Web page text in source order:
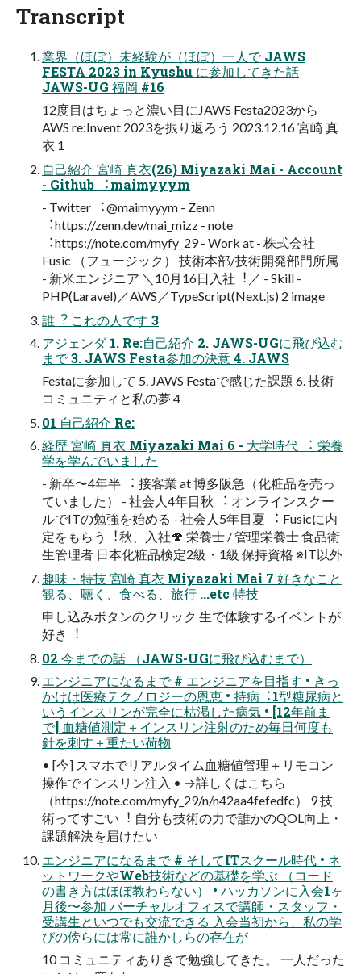
Transcript
業界（ほぼ）未経験が（ほぼ）⼀⼈で JAWS
FESTA 2023 in Kyushu に参加してきた話
JAWS-UG 福岡 #16
12度⽬はちょっと濃い⽬にJAWS Festa2023から
AWS re:Invent 2023を振り返ろう 2023.12.16 宮崎 真
⾐ 1
⾃⼰紹介 宮崎 真⾐(26) Miyazaki Mai - Account
- Github ︓maimyyym
- Twitter ︓@maimyyym - Zenn
︓https://zenn.dev/mai_mizz - note
︓https://note.com/myfy_29 - Work at - 株式会社
Fusic （フュージック） 技術本部/技術開発部⾨所属
- 新⽶エンジニア ＼10⽉16⽇⼊社︕／ - Skill -
PHP(Laravel)／AWS／TypeScript(Next.js) 2 image
誰︖ これの⼈です 3
アジェンダ 1. Re:⾃⼰紹介 2. JAWS-UGに⾶び込む
まで 3. JAWS Festa参加の決意 4. JAWS
Festaに参加して 5. JAWS Festaで感じた課題 6. 技術
コミュニティと私の夢 4
01 ⾃⼰紹介 Re:
経歴 宮崎 真⾐ Miyazaki Mai 6 - ⼤学時代 ︓ 栄養
学を学んでいました
- 新卒〜4年半 ︓ 接客業 at 博多阪急（化粧品を売っ
ていました） - 社会⼈4年⽬秋 ︓ オンラインスクー
ルでITの勉強を始める - 社会⼈5年⽬夏 ︓ Fusicに内
定をもらう︕秋、⼊社🍄 栄養⼠ / 管理栄養⼠ ⾷品衛
⽣管理者 ⽇本化粧品検定2級・1級 保持資格 ※IT以外
趣味・特技 宮崎 真⾐ Miyazaki Mai 7 好きなこと
観る、聴く、⾷べる、旅⾏ ...etc 特技
申し込みボタンのクリック ⽣で体験するイベントが
好き︕
02 今までの話 （JAWS-UGに⾶び込むまで）
エンジニアになるまで # エンジニアを⽬指す • きっ
かけは医療テクノロジーの恩恵 • 持病︓1型糖尿病と
いうインスリンが完全に枯渇した病気 • [12年前ま
で] ⾎糖値測定＋インスリン注射のため毎⽇何度も
針を刺す＋重たい荷物
• [今] スマホでリアルタイム⾎糖値管理＋リモコン
操作でインスリン注⼊ • →詳しくはこちら
（https://note.com/myfy_29/n/n42aa4fefedfc） 9 技
術ってすごい︕ ⾃分も技術の⼒で誰かのQOL向上・
課題解決を届けたい
エンジニアになるまで # そしてITスクール時代 • ネ
ットワークやWeb技術などの基礎を学ぶ （コード
の書き⽅はほぼ教わらない） • ハッカソンに⼊会1ヶ
⽉後〜参加 バーチャルオフィスで講師・スタッフ・
受講⽣といつでも交流できる ⼊会当初から、私の学
びの傍らには常に誰かしらの存在が
10 コミュニティありきで勉強してきた。 ⼀⼈だった